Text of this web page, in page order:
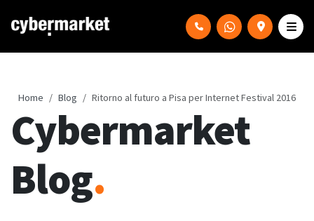
Home Blog Ritorno al futuro a Pisa per Internet Festival 2016
Cybermarket
Blog.